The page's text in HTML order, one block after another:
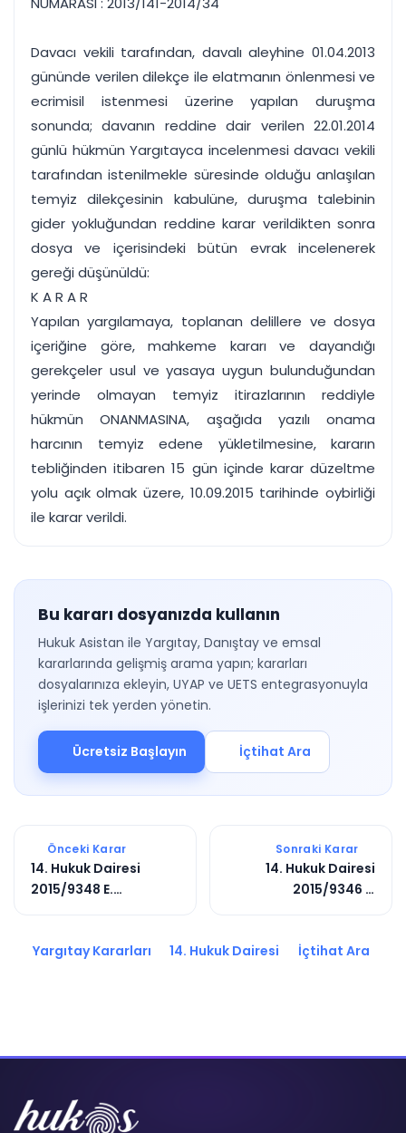
Davacı vekili tarafından, davalı aleyhine 01.04.2013
gününde verilen dilekçe ile elatmanın önlenmesi ve
ecrimisil istenmesi üzerine yapılan duruşma
sonunda; davanın reddine dair verilen 22.01.2014
günlü hükmün Yargıtayca incelenmesi davacı vekili
tarafından istenilmekle süresinde olduğu anlaşılan
temyiz dilekçesinin kabulüne, duruşma talebinin
gider yokluğundan reddine karar verildikten sonra
dosya ve içerisindeki bütün evrak incelenerek
gereği düşünüldü:
K A R A R
Yapılan yargılamaya, toplanan delillere ve dosya
içeriğine göre, mahkeme kararı ve dayandığı
gerekçeler usul ve yasaya uygun bulunduğundan
yerinde olmayan temyiz itirazlarının reddiyle
hükmün ONANMASINA, aşağıda yazılı onama
harcının temyiz edene yükletilmesine, kararın
tebliğinden itibaren 15 gün içinde karar düzeltme
yolu açık olmak üzere, 10.09.2015 tarihinde oybirliği
ile karar verildi.
Bu kararı dosyanızda kullanın
Hukuk Asistan ile Yargıtay, Danıştay ve emsal
kararlarında gelişmiş arama yapın; kararları
dosyalarınıza ekleyin, UYAP ve UETS entegrasyonuyla
işlerinizi tek yerden yönetin.
Ücretsiz Başlayın İçtihat Ara
Önceki Karar
14. Hukuk Dairesi
2015/9348 E.
Sonraki Karar
14. Hukuk Dairesi
2015/9346 E.
Yargıtay Kararları 14. Hukuk Dairesi İçtihat Ara